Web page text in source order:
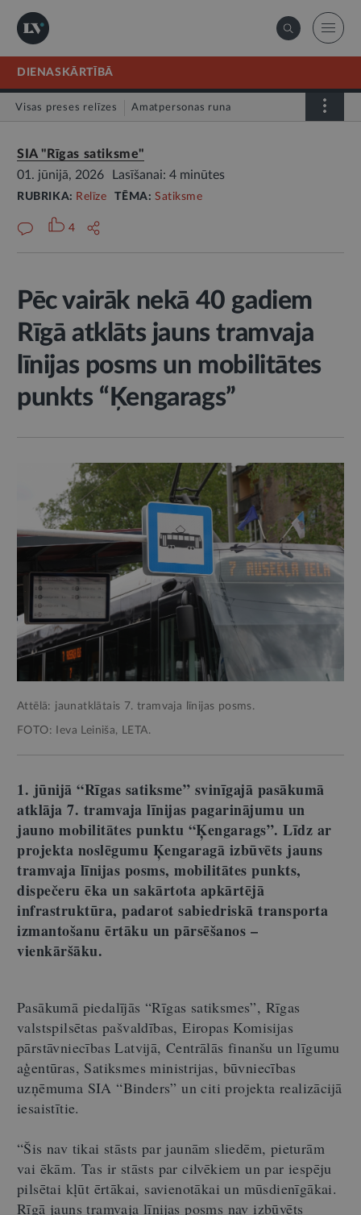
DIENASKĀRTĪBĀ
Visas preses relīzes Amatpersonas runa
SIA "Rīgas satiksme"
01. jūnijā, 2026
Lasīšanai: 4 minūtes
RUBRIKA: Relīze TĒMA:Satiksme
4
Pēc vairāk nekā 40 gadiem
Rīgā atklāts jauns tramvaja
līnijas posms un mobilitātes
punkts “Ķengarags”
Attēlā: jaunatklātais 7. tramvaja līnijas posms.
FOTO: Ieva Leiniša, LETA.
1. jūnijā “Rīgas satiksme” svinīgajā pasākumā
atklāja 7. tramvaja līnijas pagarinājumu un
jauno mobilitātes punktu “Ķengarags”. Līdz ar
projekta noslēgumu Ķengaragā izbūvēts jauns
tramvaja līnijas posms, mobilitātes punkts,
dispečeru ēka un sakārtota apkārtējā
infrastruktūra, padarot sabiedriskā transporta
izmantošanu ērtāku un pārsēšanos –
vienkāršāku.
Pasākumā piedalījās “Rīgas satiksmes”, Rīgas
valstspilsētas pašvaldības, Eiropas Komisijas
pārstāvniecības Latvijā, Centrālās finanšu un līgumu
aģentūras, Satiksmes ministrijas, būvniecības
uzņēmuma SIA “Binders” un citi projekta realizācijā
iesaistītie.
“Šis nav tikai stāsts par jaunām sliedēm, pieturām
vai ēkām. Tas ir stāsts par cilvēkiem un par iespēju
pilsētai kļūt ērtākai, savienotākai un mūsdienīgākai.
Rīgā jauns tramvaja līnijas posms nav izbūvēts